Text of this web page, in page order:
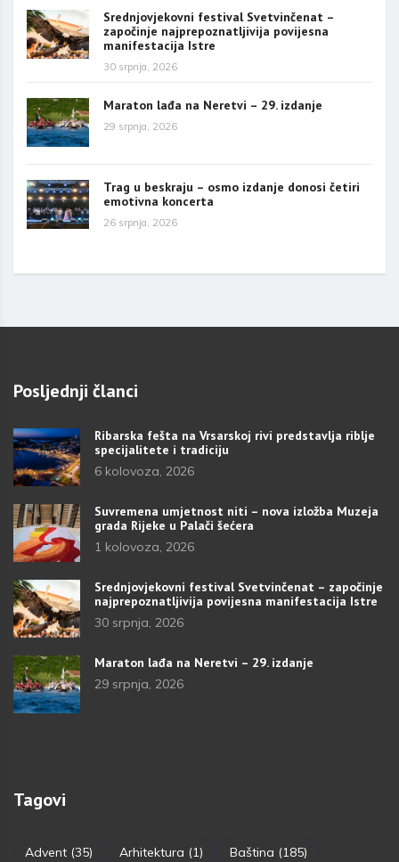
Srednjovjekovni festival Svetvinčenat –
započinje najprepoznatljivija povijesna
manifestacija Istre
30 srpnja, 2026
Maraton lađa na Neretvi – 29. izdanje
29 srpnja, 2026
Trag u beskraju – osmo izdanje donosi četiri
emotivna koncerta
26 srpnja, 2026
Posljednji članci
Ribarska fešta na Vrsarskoj rivi predstavlja riblje
specijalitete i tradiciju
6 kolovoza, 2026
Suvremena umjetnost niti – nova izložba Muzeja
grada Rijeke u Palači šećera
1 kolovoza, 2026
Srednjovjekovni festival Svetvinčenat – započinje
najprepoznatljivija povijesna manifestacija Istre
30 srpnja, 2026
Maraton lađa na Neretvi – 29. izdanje
29 srpnja, 2026
Tagovi
Advent (35) Arhitektura (1) Baština (185)